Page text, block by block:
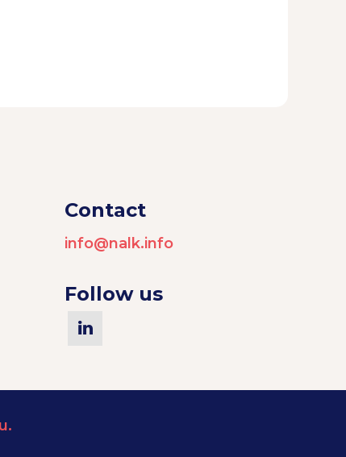
Contact
info@nalk.info
Follow us